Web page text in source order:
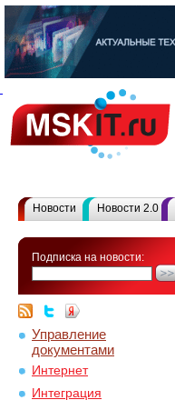
Новости Новости 2.0
Подписка на новости:
Управление
документами
Интернет
Интеграция